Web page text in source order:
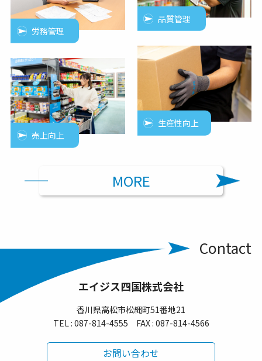
労務管理
品質管理
売上向上
生産性向上
MORE
Contact
エイジス四国株式会社
香川県高松市松縄町51番地21
TEL : 087-814-4555 FAX : 087-814-4566
お問い合わせ